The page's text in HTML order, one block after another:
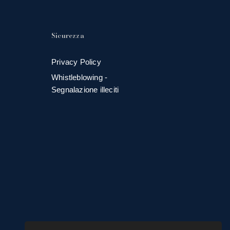
Sicurezza
Privacy Policy
Whistleblowing -
Segnalazione illeciti